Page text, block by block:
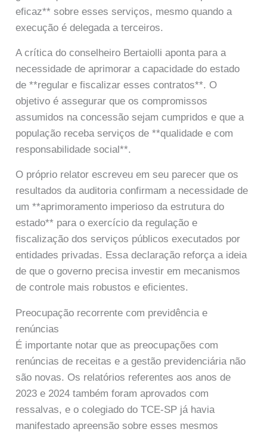
eficaz** sobre esses serviços, mesmo quando a
execução é delegada a terceiros.
A crítica do conselheiro Bertaiolli aponta para a
necessidade de aprimorar a capacidade do estado
de **regular e fiscalizar esses contratos**. O
objetivo é assegurar que os compromissos
assumidos na concessão sejam cumpridos e que a
população receba serviços de **qualidade e com
responsabilidade social**.
O próprio relator escreveu em seu parecer que os
resultados da auditoria confirmam a necessidade de
um **aprimoramento imperioso da estrutura do
estado** para o exercício da regulação e
fiscalização dos serviços públicos executados por
entidades privadas. Essa declaração reforça a ideia
de que o governo precisa investir em mecanismos
de controle mais robustos e eficientes.
Preocupação recorrente com previdência e
renúncias
É importante notar que as preocupações com
renúncias de receitas e a gestão previdenciária não
são novas. Os relatórios referentes aos anos de
2023 e 2024 também foram aprovados com
ressalvas, e o colegiado do TCE-SP já havia
manifestado apreensão sobre esses mesmos